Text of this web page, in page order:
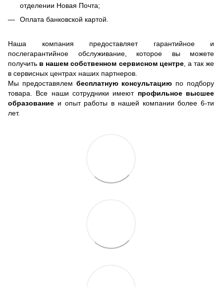
отделении Новая Почта;
Оплата банковской картой.
Наша компания предоставляет гарантийное и
послегарантийное обслуживание, которое вы можете
получить в нашем собственном сервисном центре, а так же
в сервисных центрах наших партнеров.
Мы предоставялем бесплатную консультацию по подбору
товара. Все наши сотрудники имеют профильное высшее
образование и опыт работы в нашей компании более 6-ти
лет.